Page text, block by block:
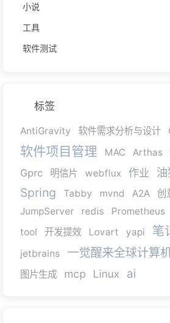
小说
工具
软件测试
标签
AntiGravity 软件需求分析与设计
软件项目管理 MAC Arthas
Gprc 明信片 webflux 作业
Spring Tabby mvnd A2A 创
JumpServer
redis Prometheus
tool
开发提效 Lovart yapi 笔
jetbrains
一觉醒来全球计算
图片生成 mcp Linux ai